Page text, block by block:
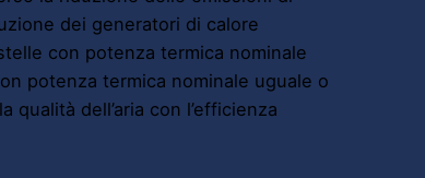
dei generatori di calore
con potenza termica nominale
potenza termica nominale uguale o
dell’aria con l’efficienza